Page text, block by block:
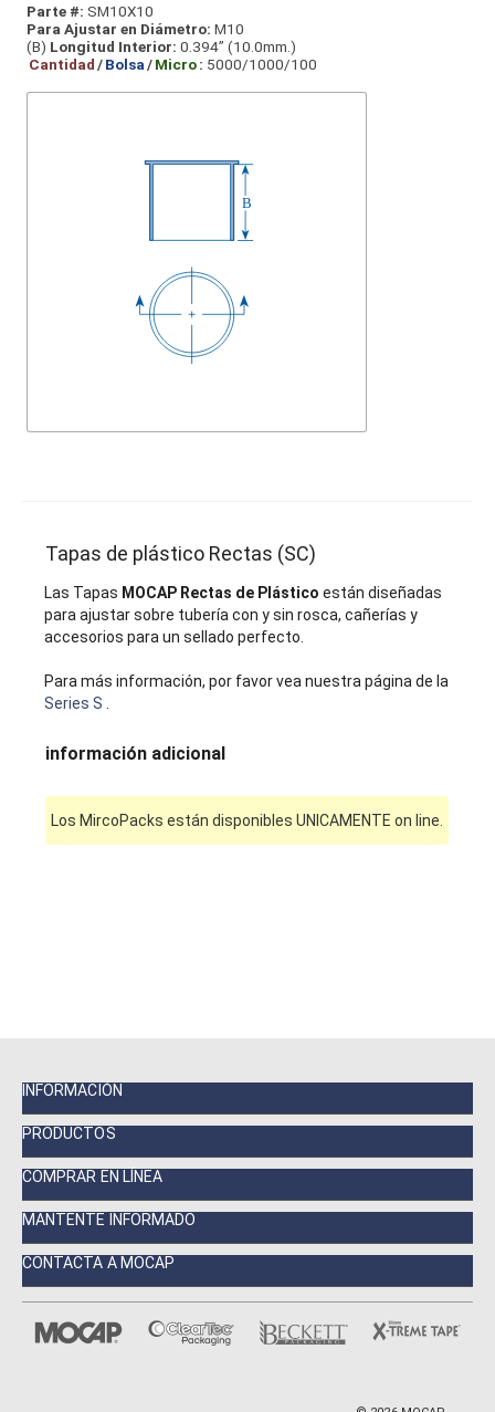
Parte #: SM10X10
Para Ajustar en Diámetro: M10
(B) Longitud Interior: 0.394” (10.0mm.)
Cantidad/Bolsa/Micro: 5000/1000/100
Tapas de plástico Rectas (SC)
Las Tapas MOCAP Rectas de Plástico están diseñadas
para ajustar sobre tubería con y sin rosca, cañerías y
accesorios para un sellado perfecto.
Para más información, por favor vea nuestra página de la
Series S
información adicional
Los MircoPacks están disponibles UNICAMENTE on line.
INFORMACIÓN
PRODUCTOS
COMPRAR EN LÍNEA
MANTENTE INFORMADO
CONTACTA A MOCAP